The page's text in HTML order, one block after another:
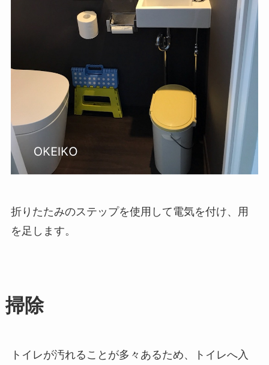
折りたたみのステップを使用して電気を付け、用
を足します。
掃除
トイレが汚れることが多々あるため、トイレへ入